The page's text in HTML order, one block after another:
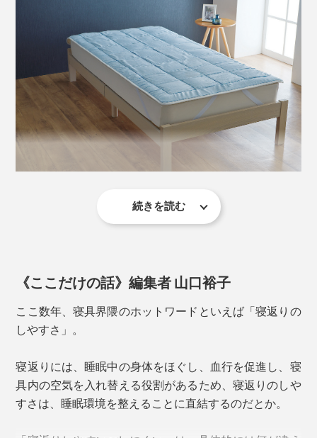
続きを読む
《ここだけの話》編集者 山口裕子
ここ数年、寝具界隈のホットワードといえば「寝返りの
しやすさ」。
寝返りには、睡眠中の身体をほぐし、血行を促進し、寝
具内の空気を入れ替える役割があるため、寝返りのしや
すさは、睡眠環境を整えることに直結するのだとか。